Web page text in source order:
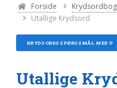
Forside Krydsordbog
Utallige Krydsord
KRYDSORDSSPØRGSMÅL MED U
Utallige